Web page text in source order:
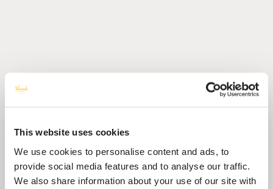
This website uses cookies
We use cookies to personalise content and ads, to
provide social media features and to analyse our traffic.
We also share information about your use of our site with